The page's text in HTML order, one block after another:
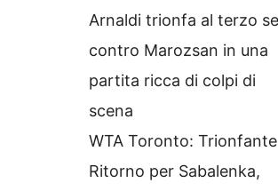
Arnaldi trionfa al terzo
contro Marozsan in una
partita ricca di colpi di
scena
WTA Toronto: Trionfante
Ritorno per Sabalenka,